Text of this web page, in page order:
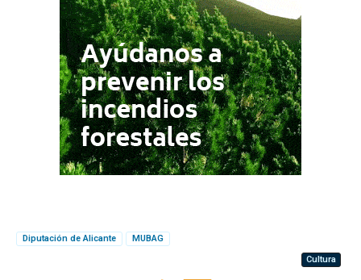
Diputación de Alicante
MUBAG
Cultura